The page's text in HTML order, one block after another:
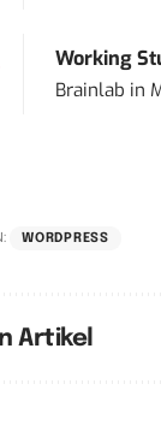
Working
Brainlab in
WORDPRESS
Artikel